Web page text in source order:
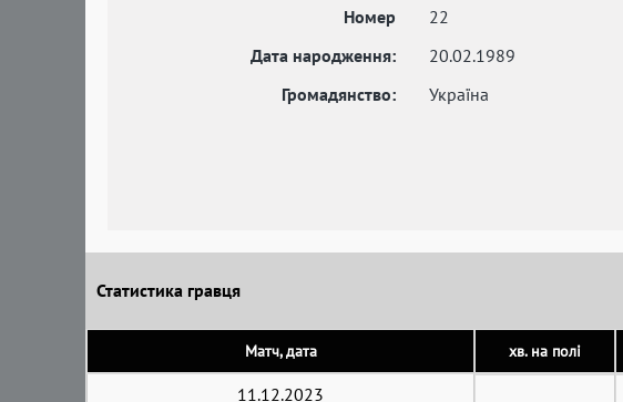
Номер
22
Дата народження:
20.02.1989
Громадянство:
Україна
Статистика гравця
Матч, дата хв. на полі
11.12.2023